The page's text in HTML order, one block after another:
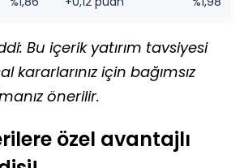
Bu içerik yatırım tavsiyesi
kararlarınız için bağımsız
önerilir.
özel avantajlı